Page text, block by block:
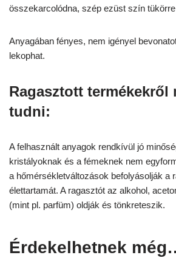
összekarcolódna, szép ezüst szín
Anyagában fényes, nem igényel
lekophat.
Ragasztott termékekről
tudni:
A felhasznált anyagok rendkívül jó
kristályoknak és a fémeknek nem
a hőmérsékletváltozások befolyásolják a
élettartamát. A ragasztót az alkohol,
(mint pl. parfüm) oldják és tönkreteszik.
Érdekelhetnek